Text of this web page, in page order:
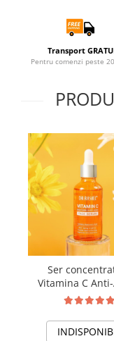
Transport
Pentru comenzi peste
Ser
Vitamina C
Vitamin C
50 ml